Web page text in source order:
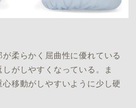
柔らかく屈曲性に優れている
がしやすくなっている。ま
移動がしやすいように少し硬